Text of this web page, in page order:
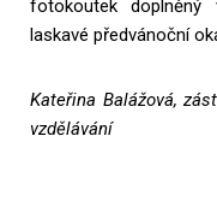
fotokoutek doplněný
laskavé předvánoční
Kateřina Balážová,
vzdělávání